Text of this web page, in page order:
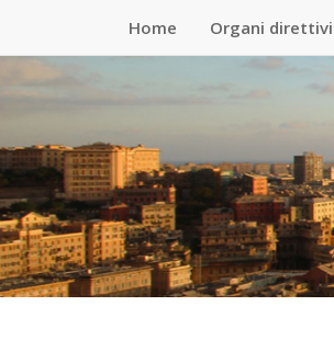
Home Organi direttivi